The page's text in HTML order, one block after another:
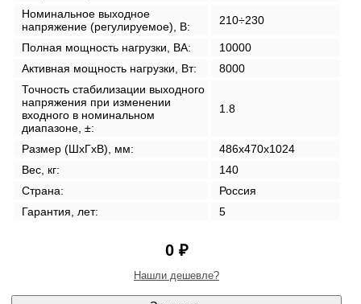
Номинальное выходное
напряжение (регулируемое), В:
210÷230
Полная мощность нагрузки, ВА:
10000
Активная мощность нагрузки, Вт:
8000
Точность стабилизации выходного
напряжения при изменении
входного в номинальном
диапазоне, ±:
1.8
Размер (ШxГxВ), мм:
486x470x1024
Вес, кг:
140
Страна:
Россия
Гарантия, лет:
5
0 ₽
Нашли дешевле?